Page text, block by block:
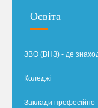
Освіта
ЗВО (ВНЗ) - де
Коледжі
Заклади професійно-